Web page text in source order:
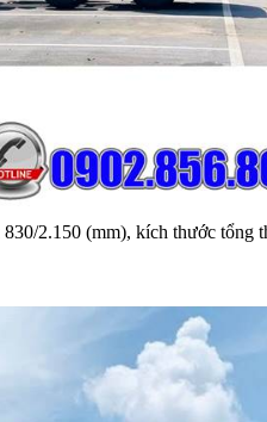
2.150 (mm), kích thước tổng